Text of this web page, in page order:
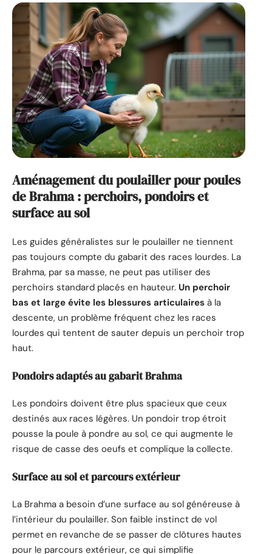
Aménagement du poulailler pour poules
de Brahma : perchoirs, pondoirs et
surface au sol
Les guides généralistes sur le poulailler ne tiennent
pas toujours compte du gabarit des races lourdes. La
Brahma, par sa masse, ne peut pas utiliser des
perchoirs standard placés en hauteur. Un perchoir
bas et large évite les blessures articulaires à la
descente, un problème fréquent chez les races
lourdes qui tentent de sauter depuis un perchoir trop
haut.
Pondoirs adaptés au gabarit Brahma
Les pondoirs doivent être plus spacieux que ceux
destinés aux races légères. Un pondoir trop étroit
pousse la poule à pondre au sol, ce qui augmente le
risque de casse des oeufs et complique la collecte.
Surface au sol et parcours extérieur
La Brahma a besoin d’une surface au sol généreuse à
l’intérieur du poulailler. Son faible instinct de vol
permet en revanche de se passer de clôtures hautes
pour le parcours extérieur, ce qui simplifie